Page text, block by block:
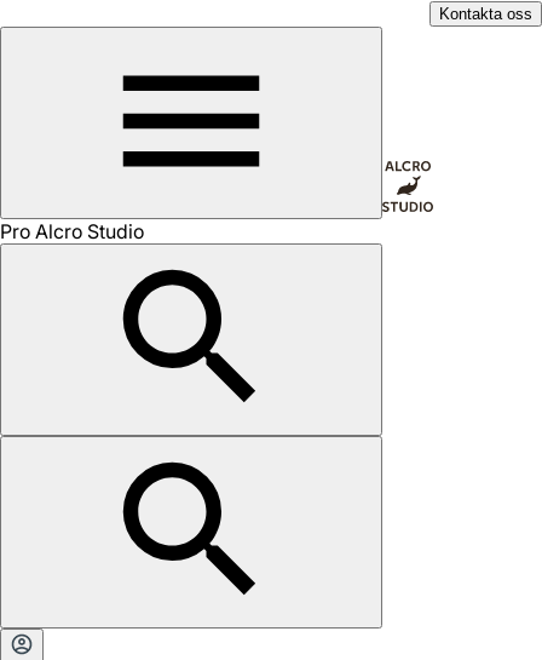
Kontakta oss
Pro Alcro Studio